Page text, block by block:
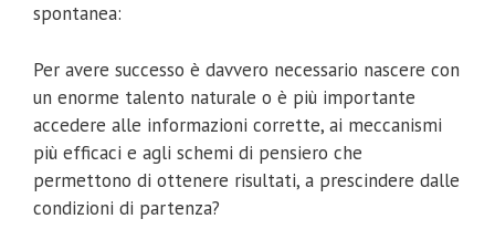
spontanea:
Per avere successo è davvero necessario nascere con
un enorme talento naturale o è più importante
accedere alle informazioni corrette, ai meccanismi
più efficaci e agli schemi di pensiero che
permettono di ottenere risultati, a prescindere dalle
condizioni di partenza?